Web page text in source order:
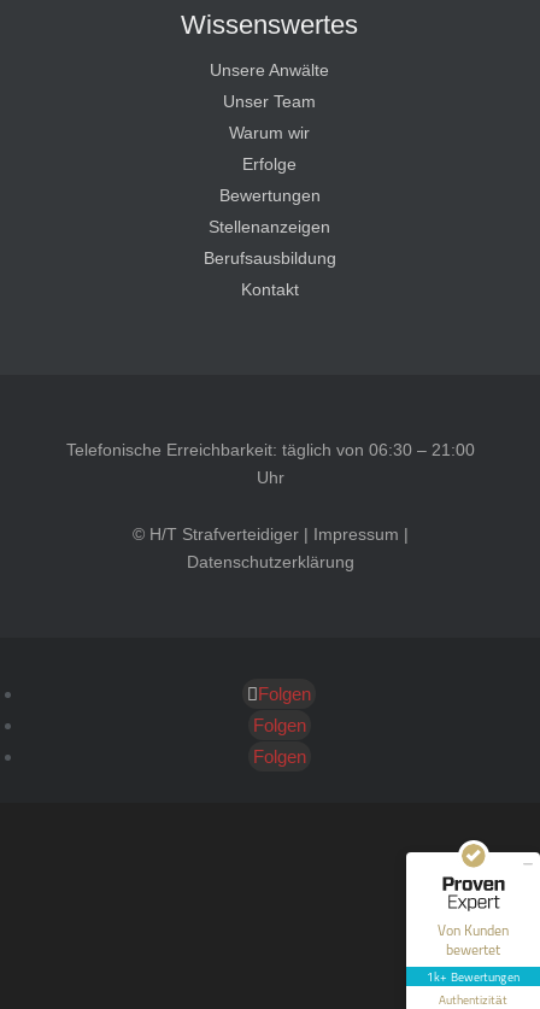
Wissenswertes
Unsere Anwälte
Unser Team
Warum wir
Erfolge
Bewertungen
Stellenanzeigen
Berufsausbildung
Kontakt
Telefonische Erreichbarkeit: täglich von 06:30 – 21:00
Uhr
© H/T Strafverteidiger | Impressum |
Datenschutzerklärung
Folgen
Folgen
Folgen
Von Kunden
bewertet
1k+ Bewertungen
Authentizität
Kundenbewertungen und Erfahrungen zu
SEHR GUT
40
Bewertungen auf
ProvenExpert.com
Blick aufs ProvenExpert-Profil werfen